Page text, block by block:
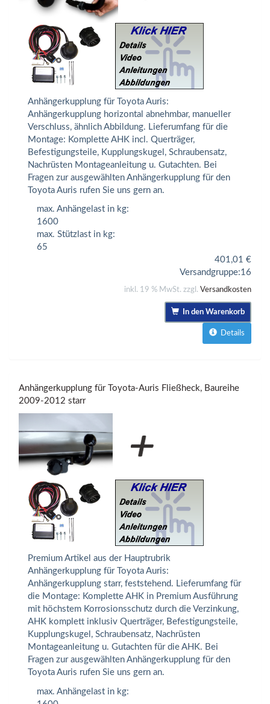
Anhängerkupplung für Toyota Auris:
Anhängerkupplung horizontal abnehmbar, manueller
Verschluss, ähnlich Abbildung. Lieferumfang für die
Montage: Komplette AHK incl. Querträger,
Befestigungsteile, Kupplungskugel, Schraubensatz,
Nachrüsten Montageanleitung u. Gutachten. Bei
Fragen zur ausgewählten Anhängerkupplung für den
Toyota Auris rufen Sie uns gern an.
max. Anhängelast in kg:
1600
max. Stützlast in kg:
65
401,01 €
Versandgruppe:16
inkl. 19 % MwSt. zzgl. Versandkosten
In den Warenkorb
Details
Anhängerkupplung für Toyota-Auris Fließheck, Baureihe
2009-2012 starr
Premium Artikel aus der Hauptrubrik
Anhängerkupplung für Toyota Auris:
Anhängerkupplung starr, feststehend. Lieferumfang für
die Montage: Komplette AHK in Premium Ausführung
mit höchstem Korrosionsschutz durch die Verzinkung,
AHK komplett inklusiv Querträger, Befestigungsteile,
Kupplungskugel, Schraubensatz, Nachrüsten
Montageanleitung u. Gutachten für die AHK. Bei
Fragen zur ausgewählten Anhängerkupplung für den
Toyota Auris rufen Sie uns gern an.
max. Anhängelast in kg: